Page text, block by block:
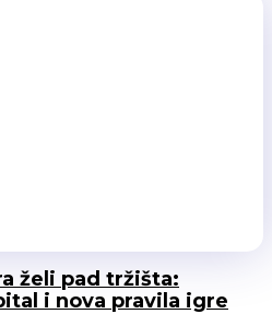
želi pad tržišta:
i nova pravila igre